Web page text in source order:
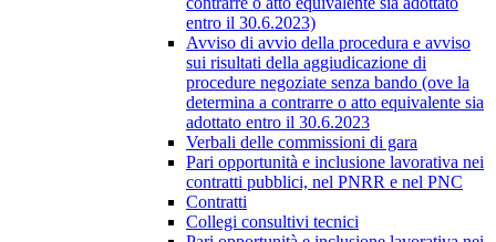
entro il 30.6.2023)
Avviso di avvio della procedura e avviso
sui risultati della aggiudicazione di
procedure negoziate senza bando (ove la
determina a contrarre o atto equivalente sia
adottato entro il 30.6.2023
Verbali delle commissioni di gara
Pari opportunità e inclusione lavorativa nei
contratti pubblici, nel PNRR e nel PNC
Contratti
Collegi consultivi tecnici